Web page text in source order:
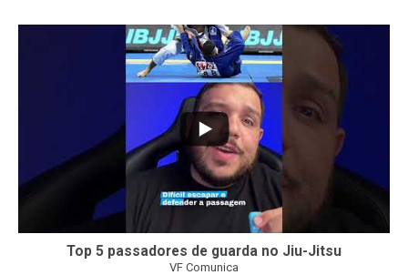
Top 5 passadores de guarda no Jiu-Jitsu
VF Comunica